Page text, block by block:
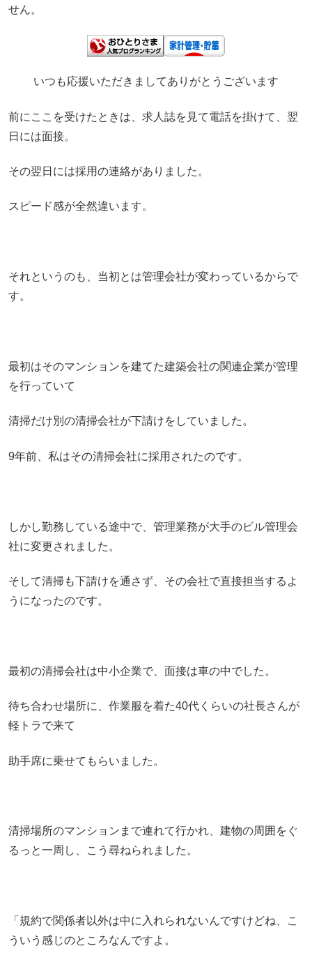
せん。
いつも応援いただきましてありがとうございます
前にここを受けたときは、求人誌を見て電話を掛けて、翌
日には面接。
その翌日には採用の連絡がありました。
スピード感が全然違います。
それというのも、当初とは管理会社が変わっているからで
す。
最初はそのマンションを建てた建築会社の関連企業が管理
を行っていて
清掃だけ別の清掃会社が下請けをしていました。
9年前、私はその清掃会社に採用されたのです。
しかし勤務している途中で、管理業務が大手のビル管理会
社に変更されました。
そして清掃も下請けを通さず、その会社で直接担当するよ
うになったのです。
最初の清掃会社は中小企業で、面接は車の中でした。
待ち合わせ場所に、作業服を着た40代くらいの社長さんが
軽トラで来て
助手席に乗せてもらいました。
清掃場所のマンションまで連れて行かれ、建物の周囲をぐ
るっと一周し、こう尋ねられました。
「規約で関係者以外は中に入れられないんですけどね、こ
ういう感じのところなんですよ。